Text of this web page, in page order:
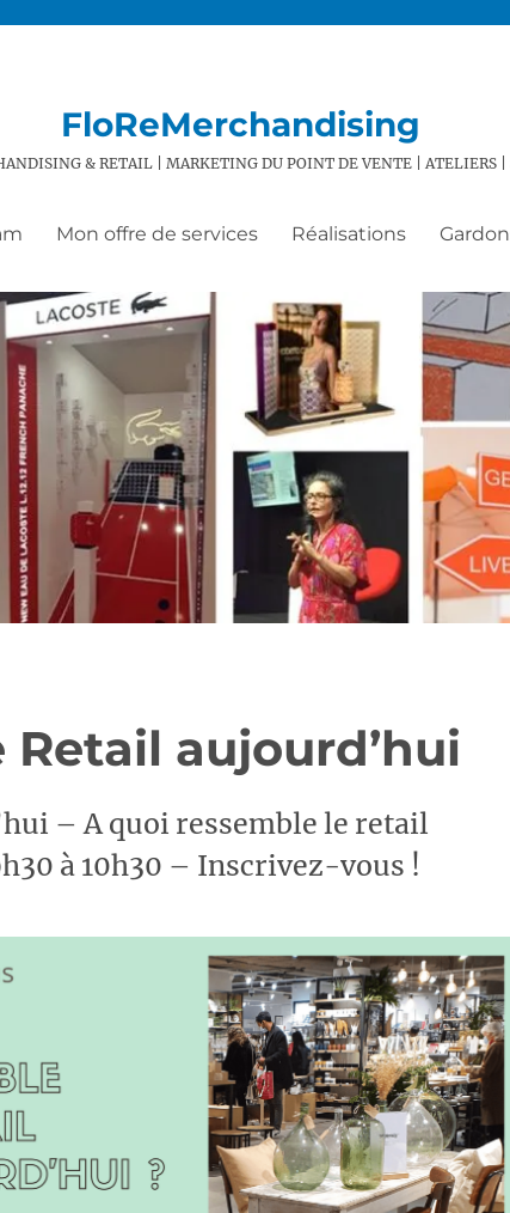
FloReMerchandising
& RETAIL | MARKETING DU POINT DE VENTE | ATELIERS |
Mon offre de services Réalisations
aujourd’hui
– A quoi ressemble le retail
à 10h30 – Inscrivez-vous !